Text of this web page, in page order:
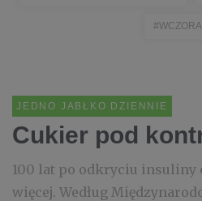
JEDNO JABŁKO DZIENNIE
Cukier pod
100 lat po odkryciu insuliny
więcej. Według